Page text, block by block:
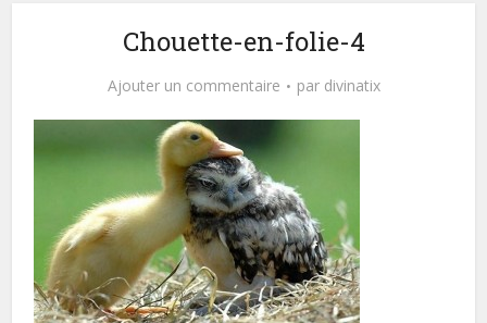
Chouette-en-folie-4
Ajouter un commentaire par divinatix